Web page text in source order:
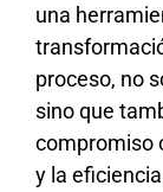
una
proceso, no
sino que
compromiso
y la